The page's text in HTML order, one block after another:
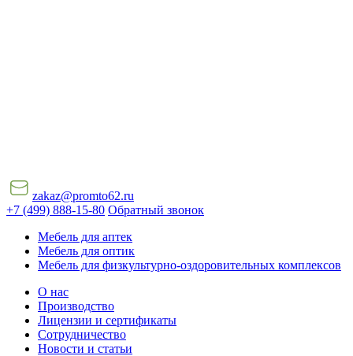
zakaz@promto62.ru
+7 (499) 888-15-80 Обратный звонок
Мебель для аптек
Мебель для оптик
Мебель для физкультурно-оздоровительных комплексов
О нас
Производство
Лицензии и сертификаты
Сотрудничество
Новости и статьи